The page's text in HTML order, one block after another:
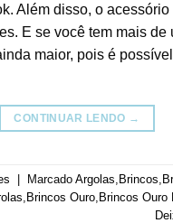
Além disso, o acessório
E se você tem mais de
maior, pois é
CONTINUAR LENDO →
Marcado Argolas, Brincos,
, Brincos Ouro, Brincos Ouro